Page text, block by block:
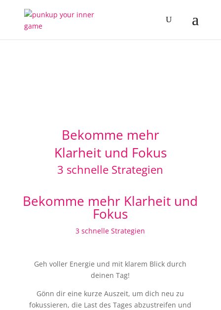
Bekomme mehr
Klarheit und Fokus
3 schnelle Strategien
Bekomme mehr Klarheit und
Fokus
3 schnelle Strategien
Geh voller Energie und mit klarem Blick durch
deinen Tag!
Gönn dir eine kurze Auszeit, um dich neu zu
fokussieren, die Last des Tages abzustreifen und